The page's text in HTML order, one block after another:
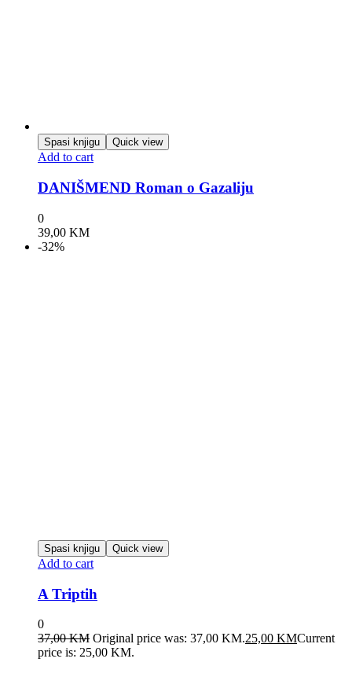
Spasi knjigu Quick view
Add to cart
DANIŠMEND Roman o Gazaliju
0
39,00 KM
-32%
Spasi knjigu Quick view
Add to cart
A Triptih
0
37,00KM Original price was: 37,00 KM.25,00 KMCurrent
price is: 25,00 KM.